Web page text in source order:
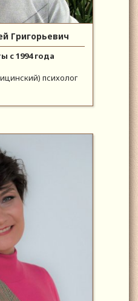
Григорьевич
с 1994 года
психолог